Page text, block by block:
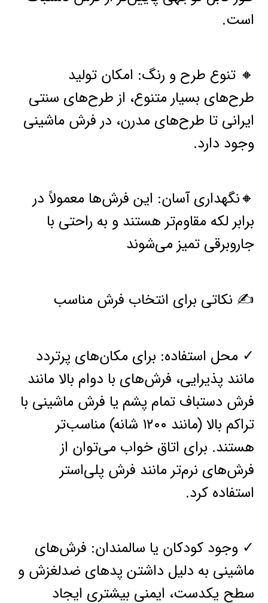
است.
🔸 تنوع طرح و رنگ: امکان تولید
طرح‌های بسیار متنوع، از طرح‌های سنتی
ایرانی تا طرح‌های مدرن، در فرش ماشینی
وجود دارد.
🔸نگهداری آسان: این فرش‌ها معمولاً در
برابر لکه مقاوم‌تر هستند و به راحتی با
جاروبرقی تمیز می‌شوند
✍️ نکاتی برای انتخاب فرش مناسب
✓ محل استفاده: برای مکان‌های پرتردد
مانند پذیرایی، فرش‌های با دوام بالا مانند
فرش دستباف تمام پشم یا فرش ماشینی با
تراکم بالا (مانند ۱۲۰۰ شانه) مناسب‌تر
هستند. برای اتاق خواب می‌توان از
فرش‌های نرم‌تر مانند فرش پلی‌استر
استفاده کرد.
✓ وجود کودکان یا سالمندان: فرش‌های
ماشینی به دلیل داشتن پدهای ضدلغزش و
سطح یکدست، ایمنی بیشتری ایجاد